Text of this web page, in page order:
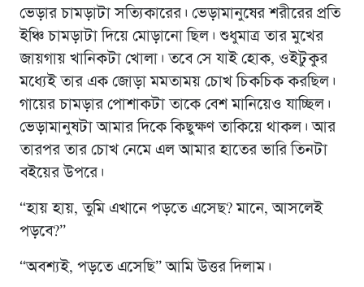
ভেড়ার চামড়াটা সত্যিকারের। ভেড়ামানুষের শরীরের প্রতি
ইঞ্চি চামড়াটা দিয়ে মোড়ানো ছিল। শুধুমাত্র তার মুখের
জায়গায় খানিকটা খোলা। তবে সে যাই হোক, ওইটুকুর
মধ্যেই তার এক জোড়া মমতাময় চোখ চিকচিক করছিল।
গায়ের চামড়ার পোশাকটা তাকে বেশ মানিয়েও যাচ্ছিল।
ভেড়ামানুষটা আমার দিকে কিছুক্ষণ তাকিয়ে থাকল। আর
তারপর তার চোখ নেমে এল আমার হাতের ভারি তিনটা
বইয়ের উপরে।
“হায় হায়, তুমি এখানে পড়তে এসেছ? মানে, আসলেই
পড়বে?”
“অবশ্যই, পড়তে এসেছি” আমি উত্তর দিলাম।